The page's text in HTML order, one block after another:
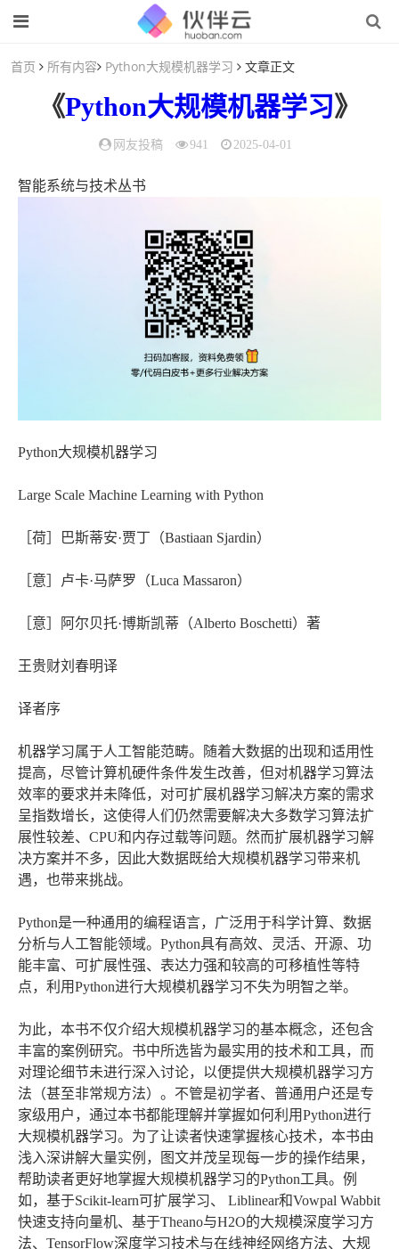
首页 所有内容 Python大规模机器学习 文章正文
《Python大规模机器学习》
网友投稿 941 2025-04-01
智能系统与技术丛书
Python大规模机器学习
Large Scale Machine Learning with Python
［荷］巴斯蒂安·贾丁（Bastiaan Sjardin）
［意］卢卡·马萨罗（Luca Massaron）
［意］阿尔贝托·博斯凯蒂（Alberto Boschetti）著
王贵财刘春明译
译者序
机器学习属于人工智能范畴。随着大数据的出现和适用性
提高，尽管计算机硬件条件发生改善，但对机器学习算法
效率的要求并未降低，对可扩展机器学习解决方案的需求
呈指数增长，这使得人们仍然需要解决大多数学习算法扩
展性较差、CPU和内存过载等问题。然而扩展机器学习解
决方案并不多，因此大数据既给大规模机器学习带来机
遇，也带来挑战。
Python是一种通用的编程语言，广泛用于科学计算、数据
分析与人工智能领域。Python具有高效、灵活、开源、功
能丰富、可扩展性强、表达力强和较高的可移植性等特
点，利用Python进行大规模机器学习不失为明智之举。
为此，本书不仅介绍大规模机器学习的基本概念，还包含
丰富的案例研究。书中所选皆为最实用的技术和工具，而
对理论细节未进行深入讨论，以便提供大规模机器学习方
法（甚至非常规方法）。不管是初学者、普通用户还是专
家级用户，通过本书都能理解并掌握如何利用Python进行
大规模机器学习。为了让读者快速掌握核心技术，本书由
浅入深讲解大量实例，图文并茂呈现每一步的操作结果，
帮助读者更好地掌握大规模机器学习的Python工具。例
如，基于Scikit-learn可扩展学习、 Liblinear和Vowpal Wabbit
快速支持向量机、基于Theano与H2O的大规模深度学习方
法、TensorFlow深度学习技术与在线神经网络方法、大规